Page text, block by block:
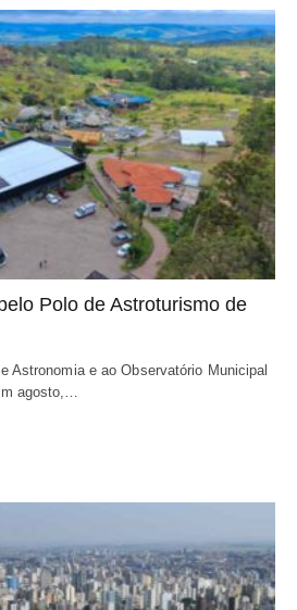
Polo de Astroturismo de
Astronomia e ao Observatório Municipal
agosto,…